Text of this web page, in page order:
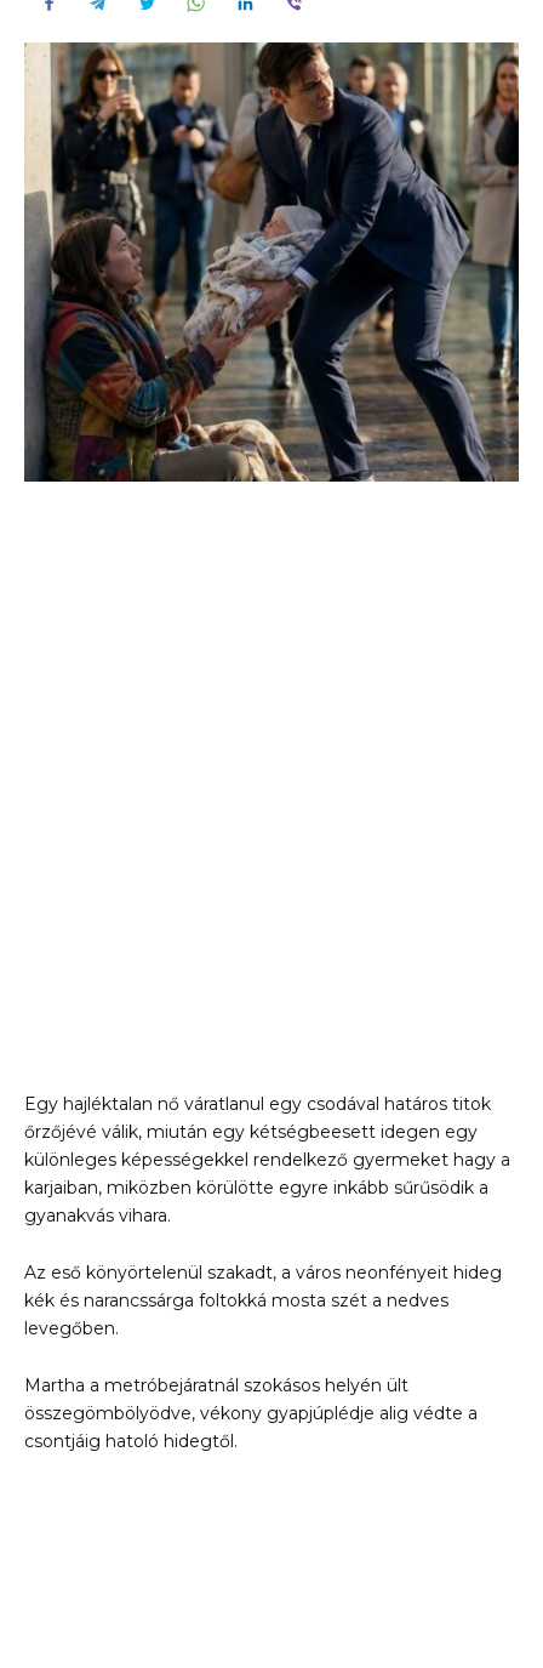
Egy hajléktalan nő váratlanul egy csodával határos titok
őrzőjévé válik, miután egy kétségbeesett idegen egy
különleges képességekkel rendelkező gyermeket hagy a
karjaiban, miközben körülötte egyre inkább sűrűsödik a
gyanakvás vihara.
Az eső könyörtelenül szakadt, a város neonfényeit hideg
kék és narancssárga foltokká mosta szét a nedves
levegőben.
Martha a metróbejáratnál szokásos helyén ült
összegömbölyödve, vékony gyapjúplédje alig védte a
csontjáig hatoló hidegtől.